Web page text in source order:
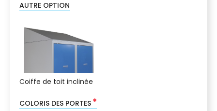
AUTRE OPTION
Coiffe de toit inclinée
COLORIS DES PORTES *